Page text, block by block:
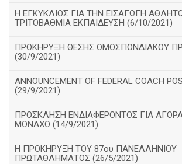
Η ΕΓΚΥΚΛΙΟΣ ΓΙΑ ΤΗΝ ΕΙΣΑΓΩΓΗ
ΤΡΙΤΟΒΑΘΜΙΑ ΕΚΠΑΙΔΕΥΣΗ (6/10/2021)
ΠΡΟΚΗΡΥΞΗ ΘΕΣΗΣ ΟΜΟΣΠΟΝΔΙΑΚΟΥ
(30/9/2021)
ANNOUNCEMENT OF FEDERAL COACH
(29/9/2021)
ΠΡΟΣΚΛΗΣΗ ΕΝΔΙΑΦΕΡΟΝΤΟΣ ΓΙΑ ΑΓΟΡΑ
ΜΟΝΑΧΟ (14/9/2021)
Η ΠΡΟΚΗΡΥΞΗ ΤΟΥ 87ου ΠΑΝΕΛΛΗΝΙΟΥ
ΠΡΩΤΑΘΛΗΜΑΤΟΣ (26/5/2021)